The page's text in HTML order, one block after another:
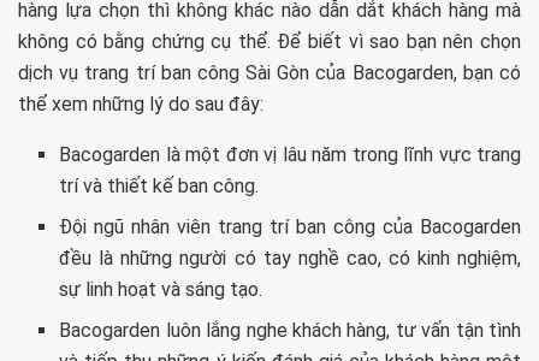
hàng lựa chọn thì không khác nào dẫn dắt khách hàng mà
không có bằng chứng cụ thể. Để biết vì sao bạn nên chọn
dịch vụ trang trí ban công Sài Gòn của Bacogarden, bạn có
thể xem những lý do sau đây:
Bacogarden là một đơn vị lâu năm trong lĩnh vực trang
trí và thiết kế ban công.
Đội ngũ nhân viên trang trí ban công của Bacogarden
đều là những người có tay nghề cao, có kinh nghiệm,
sự linh hoạt và sáng tạo.
Bacogarden luôn lắng nghe khách hàng, tư vấn tận tình